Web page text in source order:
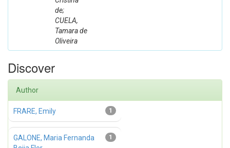
de;
CUELA,
Tamara de
Oliveira
Discover
Author
1
FRARE, Emily
1
GALONE, Maria Fernanda